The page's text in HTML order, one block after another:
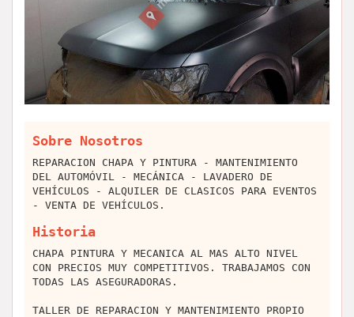
Sobre Nosotros
REPARACION CHAPA Y PINTURA - MANTENIMIENTO
DEL AUTOMÓVIL - MECÁNICA - LAVADERO DE
VEHÍCULOS - ALQUILER DE CLASICOS PARA EVENTOS
- VENTA DE VEHÍCULOS.
Historia
CHAPA PINTURA Y MECANICA AL MAS ALTO NIVEL
CON PRECIOS MUY COMPETITIVOS. TRABAJAMOS CON
TODAS LAS ASEGURADORAS.
TALLER DE REPARACION Y MANTENIMIENTO PROPIO